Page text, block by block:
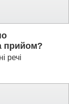
прийом?
речі